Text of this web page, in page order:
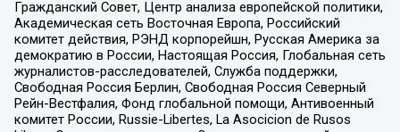
Гражданский Совет, Центр анализа европейской политики,
Академическая сеть Восточная Европа, Российский
комитет действия, РЭНД корпорейшн, Русская Америка за
демократию в России, Настоящая Россия, Глобальная сеть
журналистов-расследователей, Служба поддержки,
Свободная Россия Берлин, Свободная Россия Северный
Рейн-Вестфалия, Фонд глобальной помощи, Антивоенный
комитет России, Russie-Libertes, La Asocicion de Rusos